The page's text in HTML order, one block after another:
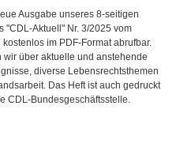
Ausgabe unseres 8-seitigen
"CDL-Aktuell" Nr. 3/2025 vom
im PDF-Format abrufbar.
wir über aktuelle und anstehende
diverse Lebensrechtsthemen
Das Heft ist auch gedruckt
CDL-Bundesgeschäftsstelle.